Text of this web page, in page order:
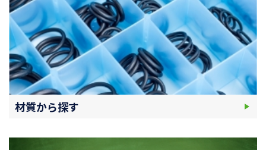
材質から探す